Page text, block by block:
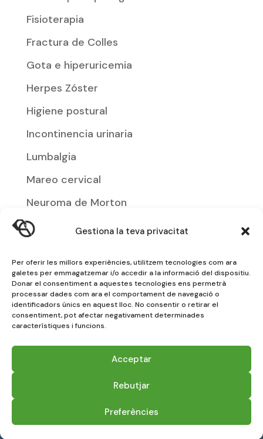
Gestiona la teva privacitat
Per oferir les millors experiències, utilitzem tecnologies com ara
galetes per emmagatzemar i/o accedir a la informació del dispositiu.
Donar el consentiment a aquestes tecnologies ens permetrà
processar dades com ara el comportament de navegació o
identificadors únics en aquest lloc. No consentir o retirar el
consentiment, pot afectar negativament determinades
característiques i funcions.
Acceptar
Rebutjar
Preferències
Fisioterapia
Fractura de Colles
Gota e hiperuricemia
Herpes Zóster
Higiene postural
Incontinencia urinaria
Lumbalgia
Mareo cervical
Neuroma de Morton
Osteoporosis
Rotura muscular
Síndrome de Dolor Patelofemoral
Soporte plantar infantil
Tendinitis De Quervain